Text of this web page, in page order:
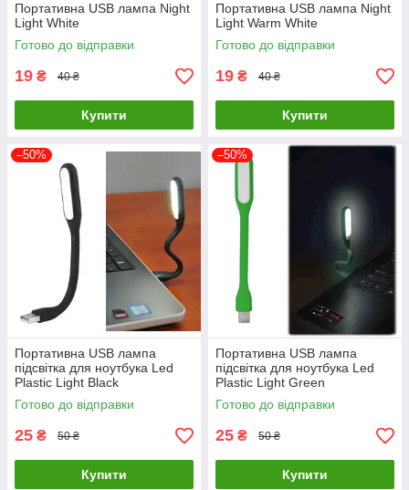
Портативна USB лампа Night
Light White
Готово до відправки
19 ₴ 40 ₴
Купити
Портативна USB лампа Night
Light Warm White
Готово до відправки
19 ₴ 40 ₴
Купити
–50%
Портативна USB лампа
підсвітка для ноутбука Led
Plastic Light Black
Готово до відправки
25 ₴ 50 ₴
Купити
–50%
Портативна USB лампа
підсвітка для ноутбука Led
Plastic Light Green
Готово до відправки
25 ₴ 50 ₴
Купити